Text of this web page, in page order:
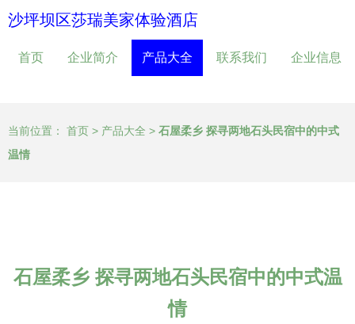
沙坪坝区莎瑞美家体验酒店
首页 企业简介 产品大全 联系我们 企业信息
当前位置： 首页 > 产品大全 > 石屋柔乡 探寻两地石头民宿中的中式
温情
石屋柔乡 探寻两地石头民宿中的中式温
情